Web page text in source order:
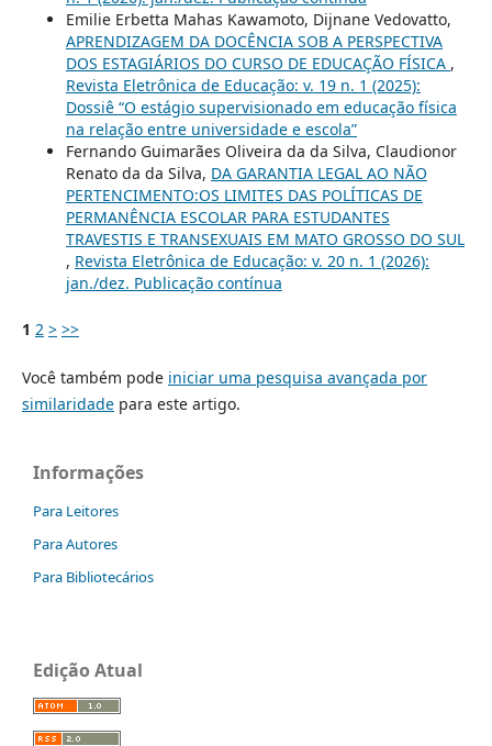
Emilie Erbetta Mahas Kawamoto, Dijnane Vedovatto,
APRENDIZAGEM DA DOCÊNCIA SOB A PERSPECTIVA
DOS ESTAGIÁRIOS DO CURSO DE EDUCAÇÃO FÍSICA ,
Revista Eletrônica de Educação: v. 19 n. 1 (2025):
Dossiê “O estágio supervisionado em educação física
na relação entre universidade e escola”
Fernando Guimarães Oliveira da da Silva, Claudionor
Renato da da Silva, DA GARANTIA LEGAL AO NÃO
PERTENCIMENTO:OS LIMITES DAS POLÍTICAS DE
PERMANÊNCIA ESCOLAR PARA ESTUDANTES
TRAVESTIS E TRANSEXUAIS EM MATO GROSSO DO SUL
, Revista Eletrônica de Educação: v. 20 n. 1 (2026):
jan./dez. Publicação contínua
1 2 > >>
Você também pode iniciar uma pesquisa avançada por
similaridadepara este artigo.
Informações
Para Leitores
Para Autores
Para Bibliotecários
Edição Atual